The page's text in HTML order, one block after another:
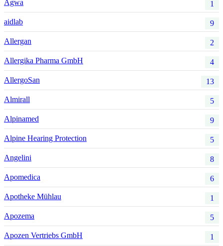
Agwa 1
aidlab 9
Allergan 2
Allergika Pharma GmbH 4
AllergoSan 13
Almirall 5
Alpinamed 9
Alpine Hearing Protection 5
Angelini 8
Apomedica 6
Apotheke Mühlau 1
Apozema 5
Apozen Vertriebs GmbH 1